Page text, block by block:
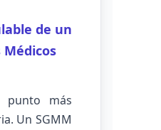
de un
Médicos
punto más
Un SGMM